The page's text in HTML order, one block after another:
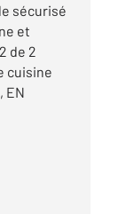
sécurisé
et
de 2
cuisine
EN